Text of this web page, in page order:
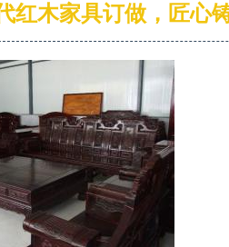
红木家具订做，匠心